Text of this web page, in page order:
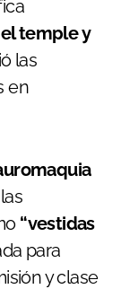
temple y
las
en
“vestidas
para
y clase